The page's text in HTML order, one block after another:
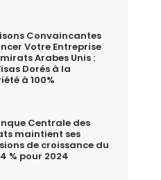
Convaincantes
Votre Entreprise
Arabes Unis :
Dorés à la
à 100%
Centrale des
maintient ses
de croissance du
4 % pour 2024